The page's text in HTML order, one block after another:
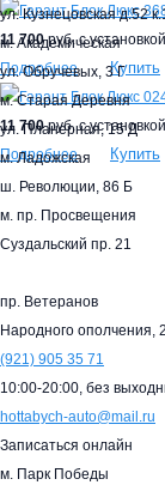
11 700руб. с установкой
Подробнее
Купить
11 700руб. с установкой
Подробнее
Купить
ул. Кузнецовская д.52
м. Академическая
ул. Обручевых, 3 Г
м. Старая Деревня
ул. Планерная, 15 Д
м. Ладожская
ш. Революции, 86 Б
м. пр. Просвещения
Суздальский пр. 21
пр. Ветеранов
Народного ополчения,
(921) 905 35 71
10:00-20:00, без
hottabych-auto@mail.ru
Записаться онлайн
м. Парк Победы